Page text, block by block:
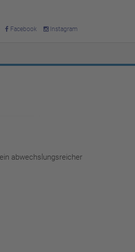
Facebook Instagram
abwechslungsreicher